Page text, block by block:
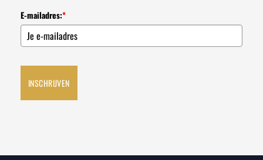
E-mailadres:*
INSCHRIJVEN